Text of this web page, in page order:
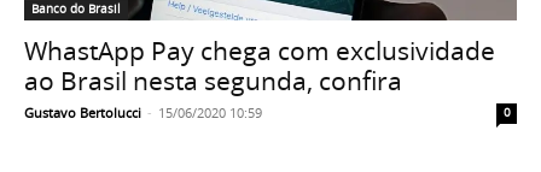
Banco do Brasil
WhastApp Pay chega com exclusividade
ao Brasil nesta segunda, confira
Gustavo Bertolucci - 15/06/2020 10:59 0